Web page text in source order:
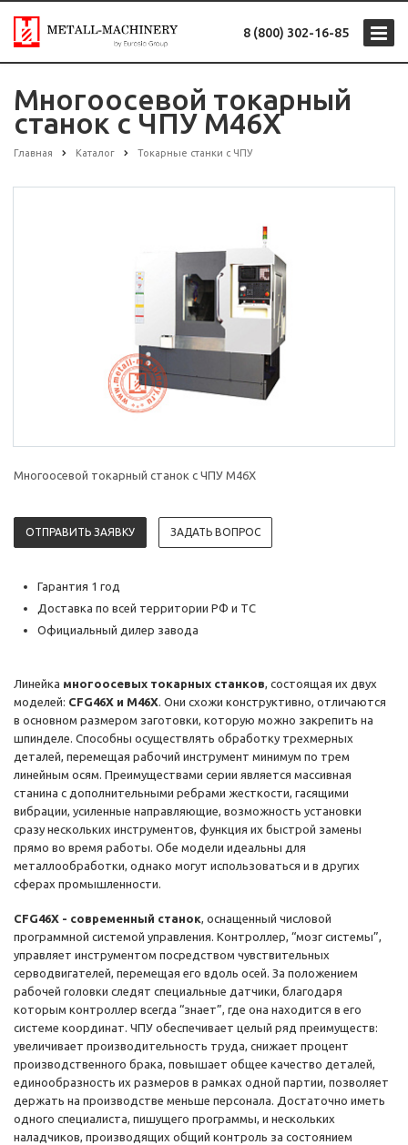
8 (800) 302-16-85
Многоосевой токарный
станок с ЧПУ M46X
Главная Каталог Токарные станки с ЧПУ
Многоосевой токарный станок с ЧПУ M46X
ОТПРАВИТЬ ЗАЯВКУ ЗАДАТЬ ВОПРОС
Гарантия 1 год
Доставка по всей территории РФ и ТС
Официальный дилер завода
Линейка многоосевых токарных станков, состоящая их двух
моделей: CFG46X и M46X. Они схожи конструктивно, отличаются
в основном размером заготовки, которую можно закрепить на
шпинделе. Способны осуществлять обработку трехмерных
деталей, перемещая рабочий инструмент минимум по трем
линейным осям. Преимуществами серии является массивная
станина с дополнительными ребрами жесткости, гасящими
вибрации, усиленные направляющие, возможность установки
сразу нескольких инструментов, функция их быстрой замены
прямо во время работы. Обе модели идеальны для
металлообработки, однако могут использоваться и в других
сферах промышленности.
CFG46X - современный станок, оснащенный числовой
программной системой управления. Контроллер, “мозг системы”,
управляет инструментом посредством чувствительных
серводвигателей, перемещая его вдоль осей. За положением
рабочей головки следят специальные датчики, благодаря
которым контроллер всегда “знает”, где она находится в его
системе координат. ЧПУ обеспечивает целый ряд преимуществ:
увеличивает производительность труда, снижает процент
производственного брака, повышает общее качество деталей,
единообразность их размеров в рамках одной партии, позволяет
держать на производстве меньше персонала. Достаточно иметь
одного специалиста, пишущего программы, и нескольких
наладчиков, производящих общий контроль за состоянием